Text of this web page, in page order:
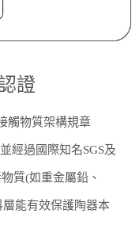
證
觸物質架構規章
經過國際知名SGS及
質(如重金屬鉛、
能有效保護陶器本